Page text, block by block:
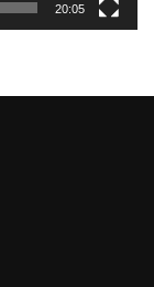
20:05